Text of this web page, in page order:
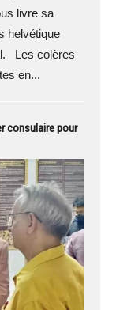
livre sa
helvétique
Les colères
en...
consulaire pour